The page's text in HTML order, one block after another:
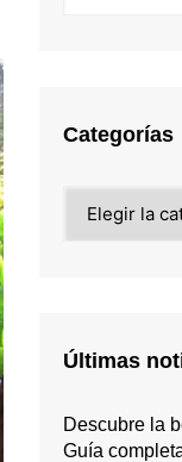
Categorías
Últimas
Descubre la
Guía